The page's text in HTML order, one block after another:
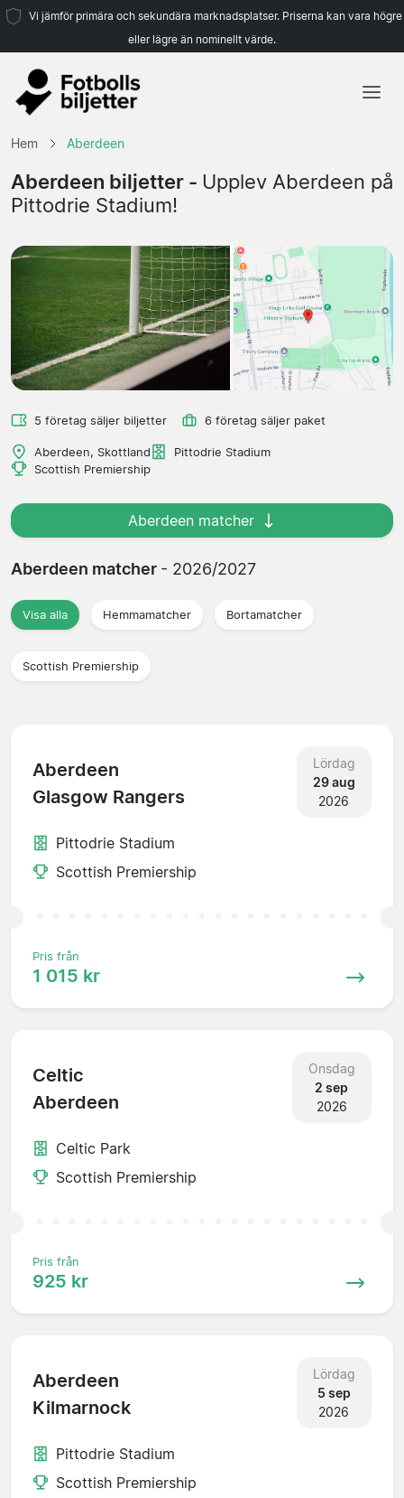
Vi jämför primära och sekundära marknadsplatser. Priserna kan vara högre
eller lägre än nominellt värde.
Lag
Hem Aberdeen
Aberdeen biljetter - Upplev Aberdeen på
Pittodrie Stadium!
5 företag säljer biljetter 6 företag säljer paket
Aberdeen, Skottland
Pittodrie Stadium
Scottish Premiership
Aberdeen matcher
Aberdeen matcher - 2026/2027
Visa alla Hemmamatcher Bortamatcher
Scottish Premiership
Aberdeen
Glasgow Rangers
Lördag
29 aug
2026
Pittodrie Stadium
Scottish Premiership
Pris från
1 015 kr
Celtic
Aberdeen
Onsdag
2 sep
2026
Celtic Park
Scottish Premiership
Pris från
925 kr
Aberdeen
Kilmarnock
Lördag
5 sep
2026
Pittodrie Stadium
Scottish Premiership